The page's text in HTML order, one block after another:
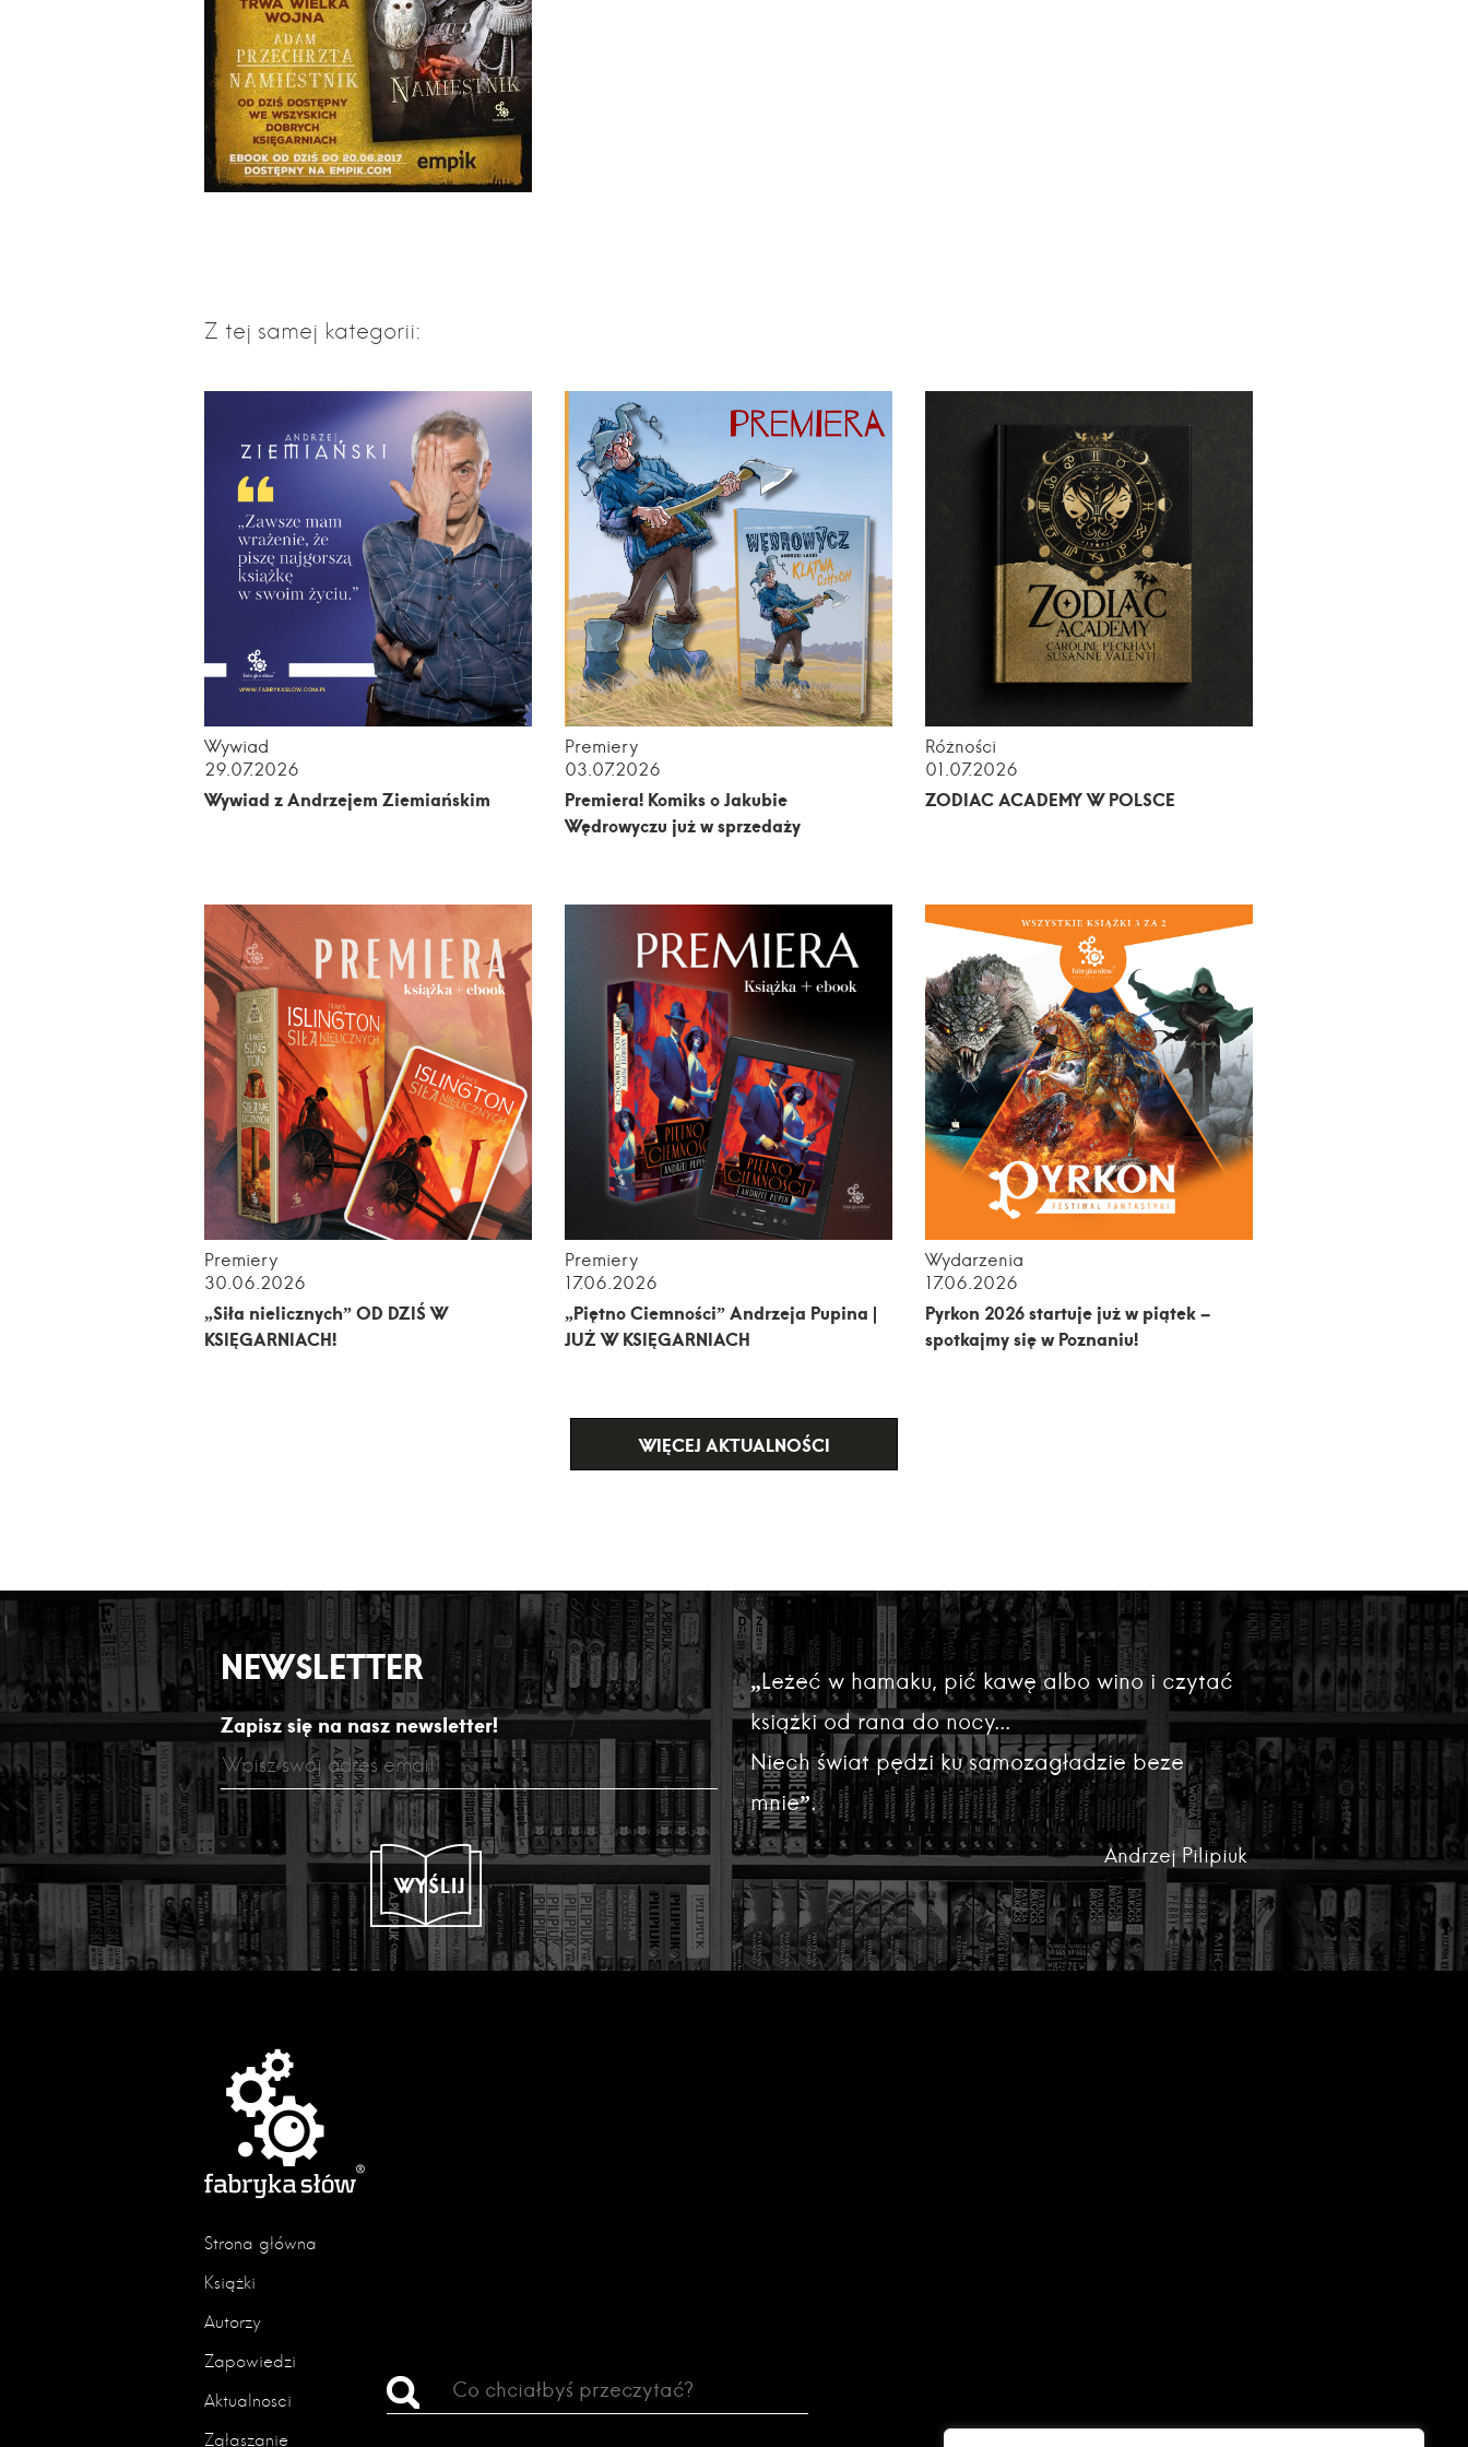
Z tej samej kategorii:
Wywiad
29.07.2026
Wywiad z Andrzejem Ziemiańskim
Premiery
03.07.2026
Premiera! Komiks o Jakubie
Wędrowyczu już w sprzedaży
Różności
01.07.2026
ZODIAC ACADEMY W POLSCE
Premiery
30.06.2026
„Siła nielicznych” OD DZIŚ W
KSIĘGARNIACH!
Premiery
17.06.2026
„Piętno Ciemności” Andrzeja Pupina |
JUŻ W KSIĘGARNIACH
Wydarzenia
17.06.2026
Pyrkon 2026 startuje już w piątek –
spotkajmy się w Poznaniu!
WIĘCEJ AKTUALNOŚCI
NEWSLETTER
Zapisz się na nasz newsletter!
WYŚLIJ
„Leżeć w hamaku, pić kawę albo wino i czytać
książki od rana do nocy...
Niech świat pędzi ku samozagładzie beze
mnie”.
Andrzej Pilipiuk
Strona główna
Książki
Autorzy
Zapowiedzi
Aktualności
Zgłaszanie